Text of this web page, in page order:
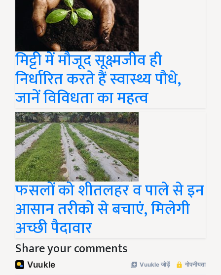
मिट्टी में मौजूद सूक्ष्मजीव ही
निर्धारित करते हैं स्वास्थ्य पौधे,
जानें विविधता का महत्व
फसलों को शीतलहर व पाले से इन
आसान तरीको से बचाएं, मिलेगी
अच्छी पैदावार
Share your comments